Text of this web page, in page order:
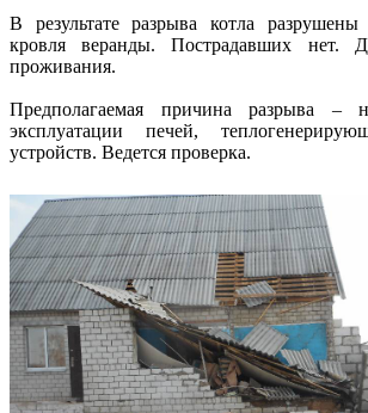
В результате разрыва котла
кровля веранды. Пострадавших нет.
проживания.
Предполагаемая причина разрыва –
эксплуатации печей,
устройств. Ведется проверка.